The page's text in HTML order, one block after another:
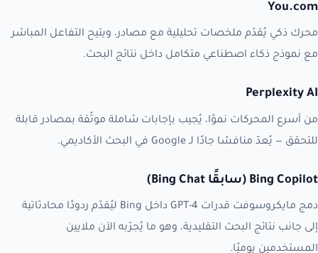
You.com
محرك ذكي يُقدّم ملخصات تحليلية مع مصادر، ويتيح التفاعل المباشر
مع نموذج ذكاء اصطناعي متكامل داخل نتائج البحث.
Perplexity AI
من أسرع المحركات نموًا، يُجيب بإجابات شاملة موثّقة بمصادر قابلة
للتحقق — يُعدّ منافسًا جادًا لـ Google في البحث الأكاديمي.
Bing Copilot (سابقًا Bing Chat)
دمج مايكروسوفت قدرات GPT-4 داخل Bing ليُقدّم ردودًا محادثاتية
إلى جانب نتائج البحث التقليدية، وهو ما يُجرّبه الآن ملايين
المستخدمين يوميًا.